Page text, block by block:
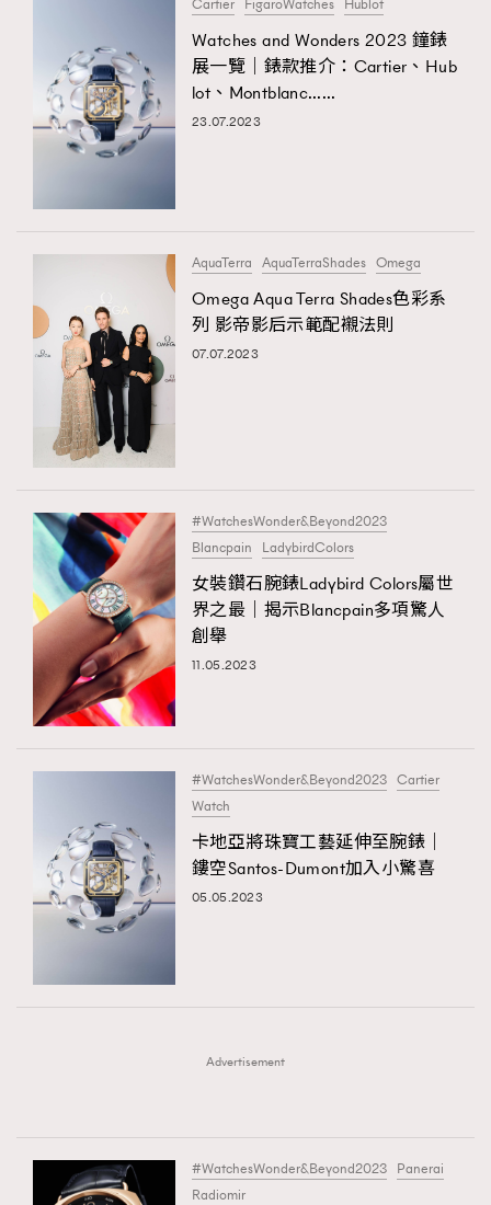
Cartier FigaroWatches Hublot
Watches and Wonders 2023 鐘錶
展一覽｜錶款推介：Cartier、Hub
lot、Montblanc……
23.07.2023
AquaTerra AquaTerraShades Omega
Omega Aqua Terra Shades色彩系
列 影帝影后示範配襯法則
07.07.2023
#WatchesWonder&Beyond2023
Blancpain
LadybirdColors
女裝鑽石腕錶Ladybird Colors屬世
界之最｜揭示Blancpain多項驚人
創舉
11.05.2023
#WatchesWonder&Beyond2023 Cartier
Watch
卡地亞將珠寶工藝延伸至腕錶｜
鏤空Santos-Dumont加入小驚喜
05.05.2023
Advertisement
#WatchesWonder&Beyond2023 Panerai
Radiomir